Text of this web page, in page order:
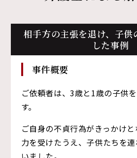
相手方の主張を退け、子供
した事例
事件概要
ご依頼者は、3歳と1歳の子供
す。
ご自身の不貞行為がきっかけ
力を受けたうえ、子供たちを